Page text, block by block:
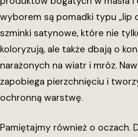
wyborem są pomadki typu „lip
szminki satynowe, które nie
koloryzują, ale także dbają o
narażonych na wiatr i mróz.
zapobiega pierzchnięciu i
ochronną warstwę.
Pamiętajmy również o oczach.